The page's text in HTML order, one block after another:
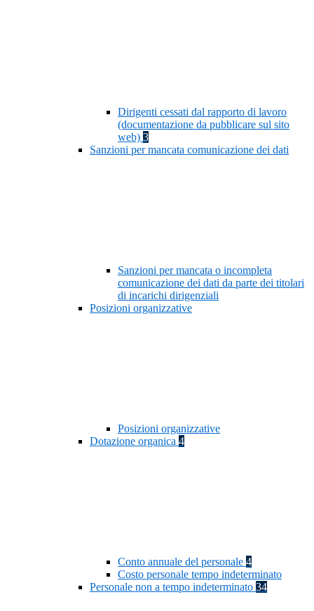
Dirigenti cessati dal rapporto di lavoro
(documentazione da pubblicare sul sito
web) 3
Sanzioni per mancata comunicazione dei dati
Sanzioni per mancata o incompleta
comunicazione dei dati da parte dei titolari
di incarichi dirigenziali
Posizioni organizzative
Posizioni organizzative
Dotazione organica 4
Conto annuale del personale 4
Costo personale tempo indeterminato
Personale non a tempo indeterminato 34